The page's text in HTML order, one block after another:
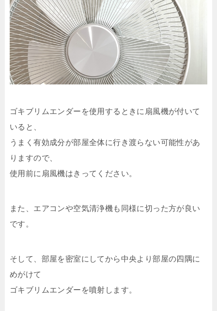
ゴキブリムエンダーを使用するときに扇風機が付いて
いると、
うまく有効成分が部屋全体に行き渡らない可能性があ
りますので、
使用前に扇風機はきってください。
また、エアコンや空気清浄機も同様に切った方が良い
です。
そして、部屋を密室にしてから中央より部屋の四隅に
めがけて
ゴキブリムエンダーを噴射します。